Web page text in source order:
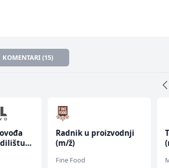
KOMENTARI (15)
u proizvodnji
Tehnički